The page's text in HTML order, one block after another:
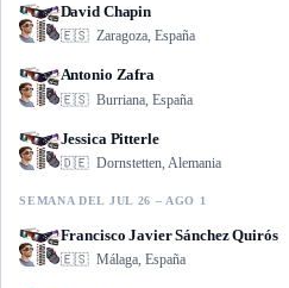
David Chapin
🇪🇸 Zaragoza, España
Antonio Zafra
🇪🇸 Burriana, España
Jessica Pitterle
🇩🇪 Dornstetten, Alemania
SEMANA DEL JUL 26 – AGO 1
Francisco Javier Sánchez Quirós
🇪🇸 Málaga, España